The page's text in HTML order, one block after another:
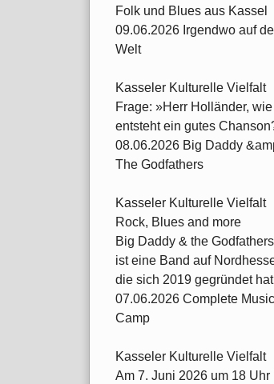
Folk und Blues aus Kassel
09.06.2026 Irgendwo auf
Welt
Kasseler Kulturelle Vielfalt
Frage: »Herr Holländer, wie
entsteht ein gutes
08.06.2026 Big Daddy
The Godfathers
Kasseler Kulturelle Vielfalt
Rock, Blues and more
Big Daddy & the Godfathers
ist eine Band auf
die sich 2019 gegründet
07.06.2026 Complete Music
Camp
Kasseler Kulturelle Vielfalt
Am 7. Juni 2026 um 18 Uhr